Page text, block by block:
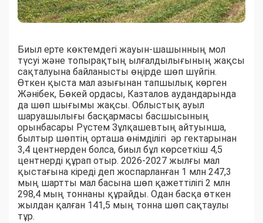
Биыл ерте көктемдегі жауын-шашынның мол
түсуі және топырақтың ылғалдылығының жақсы
сақталуына байланысты өңірде шөп шүйгін.
Өткен қыста мал азығынан тапшылық көрген
Жәнібек, Бөкей ордасы, Казталов аудандарында
да шөп шығымы жақсы. Облыстық ауыл
шаруашылығы басқармасы басшысының
орынбасары Рүстем Зұлқашевтың айтуынша,
былтыр шөптің орташа өнімділігі әр гектарынан
3,4 центнерден болса, биыл бұл көрсеткіш 4,5
центнерді құрап отыр. 2026-2027 жылғы мал
қыстағына кіреді деп жоспарланған 1 млн 247,3
мың шартты мал басына шөп қажеттілігі 2 млн
298,4 мың тоннаны құрайды. Одан басқа өткен
жылдан қалған 141,5 мың тонна шөп сақтаулы
тұр.